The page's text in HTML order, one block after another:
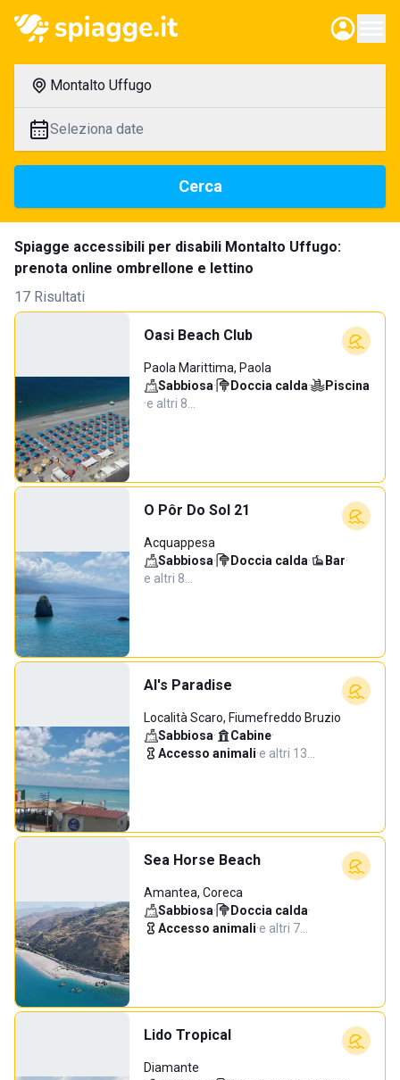
Montalto Uffugo
Seleziona date
Cerca
Spiagge accessibili per disabili Montalto Uffugo:
prenota online ombrellone e lettino
17 Risultati
Oasi Beach Club
Paola Marittima, Paola
Sabbiosa· Doccia calda·
Piscina
·e altri 8…
O Pôr Do Sol 21
Acquappesa
Sabbiosa· Doccia calda· Bar·
e altri 8…
Al's Paradise
Località Scaro, Fiumefreddo Bruzio
Sabbiosa· Cabine·
Accesso animali·e altri 13…
Sea Horse Beach
Amantea, Coreca
Sabbiosa· Doccia calda·
Accesso animali·e altri 7…
Lido Tropical
Diamante